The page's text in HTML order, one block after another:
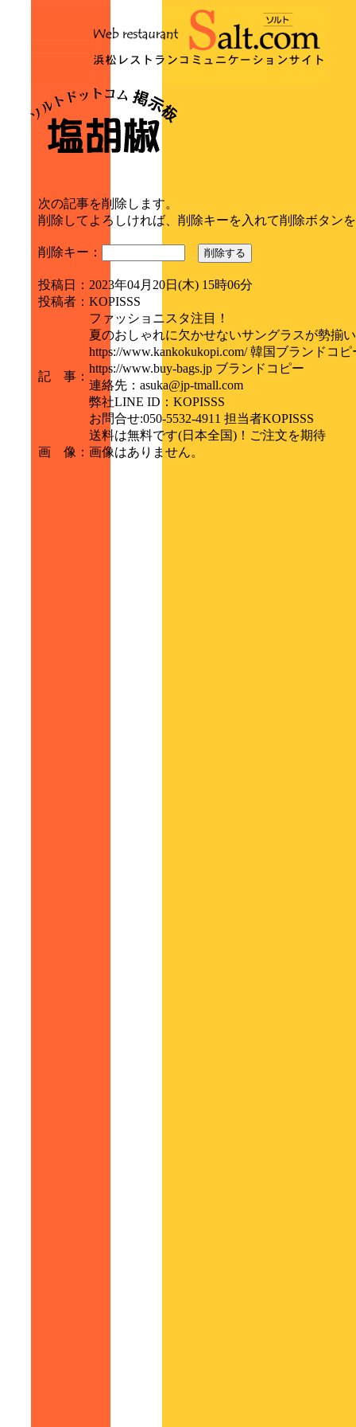
次の記事を削除します。
削除してよろしければ、削除キーを入れて削除ボタン
削除キー： 削除する
投稿日 ： 2023年04月20日(木) 15時06分
投稿者 ： KOPISSS
記 事 ：
ファッショニスタ注目！
夏のおしゃれに欠かせないサングラスが勢揃
https://www.kankokukopi.com/ 韓国ブランドコピ
https://www.buy-bags.jp ブランドコピー
連絡先：asuka@jp-tmall.com
弊社LINE ID：KOPISSS
お問合せ:050-5532-4911 担当者KOPISSS
送料は無料です(日本全国)！ご注文を期待
画 像 ： 画像はありません。